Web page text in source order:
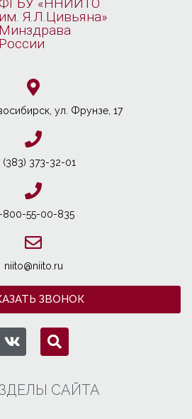
им. Я.Л.Цивьяна»
Минздрава
России
ул. Фрунзе, 17
(383) 373-32-01
800-55-00-835
niito@niito.ru
ЗВОНОК
САЙТА